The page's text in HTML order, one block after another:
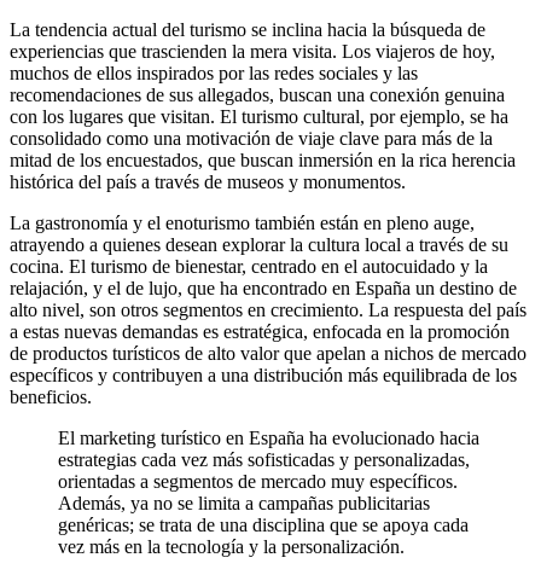
La tendencia actual del turismo se inclina hacia la búsqueda de
experiencias que trascienden la mera visita. Los viajeros de hoy,
muchos de ellos inspirados por las redes sociales y las
recomendaciones de sus allegados, buscan una conexión genuina
con los lugares que visitan. El turismo cultural, por ejemplo, se ha
consolidado como una motivación de viaje clave para más de la
mitad de los encuestados, que buscan inmersión en la rica herencia
histórica del país a través de museos y monumentos.
La gastronomía y el enoturismo también están en pleno auge,
atrayendo a quienes desean explorar la cultura local a través de su
cocina. El turismo de bienestar, centrado en el autocuidado y la
relajación, y el de lujo, que ha encontrado en España un destino de
alto nivel, son otros segmentos en crecimiento. La respuesta del país
a estas nuevas demandas es estratégica, enfocada en la promoción
de productos turísticos de alto valor que apelan a nichos de mercado
específicos y contribuyen a una distribución más equilibrada de los
beneficios.
El marketing turístico en España ha evolucionado hacia
estrategias cada vez más sofisticadas y personalizadas,
orientadas a segmentos de mercado muy específicos.
Además, ya no se limita a campañas publicitarias
genéricas; se trata de una disciplina que se apoya cada
vez más en la tecnología y la personalización.